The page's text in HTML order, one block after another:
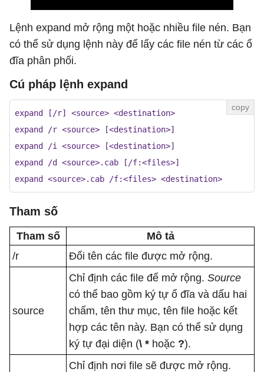
Lệnh expand mở rộng một hoặc nhiều file nén. Bạn
có thể sử dụng lệnh này để lấy các file nén từ các ổ
đĩa phân phối.
Cú pháp lệnh expand
expand [/r] <source> <destination>
expand /r <source> [<destination>]
expand /i <source> [<destination>]
expand /d <source>.cab [/f:<files>]
expand <source>.cab /f:<files> <destination>
Tham số
Tham số
Mô tả
/r
Đổi tên các file được mở rộng.
source
Chỉ định các file để mở rộng. Source
có thể bao gồm ký tự ổ đĩa và dấu hai
chấm, tên thư mục, tên file hoặc kết
hợp các tên này. Bạn có thể sử dụng
ký tự đại diện (\ * hoặc ?).
Chỉ định nơi file sẽ được mở rộng.